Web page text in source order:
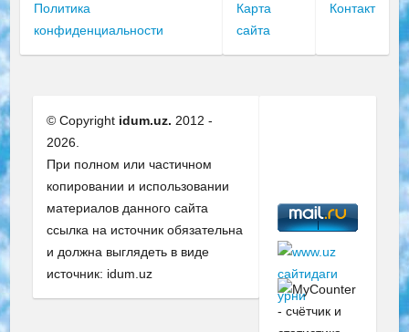
Политика
конфиденциальности
Карта
сайта
Контакт
© Copyright idum.uz. 2012 -
2026.
При полном или частичном
копировании и использовании
материалов данного сайта
ссылка на источник обязательна
и должна выглядеть в виде
источник: idum.uz